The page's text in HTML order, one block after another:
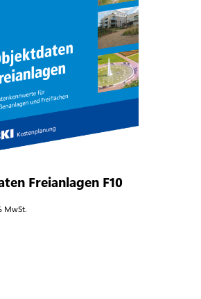
Freianlagen F10
MwSt.